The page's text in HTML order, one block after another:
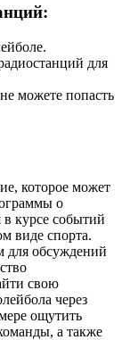
для
можете попасть
которое может
о
в курсе событий
виде спорта.
для обсуждений
свою
через
ощутить
а также